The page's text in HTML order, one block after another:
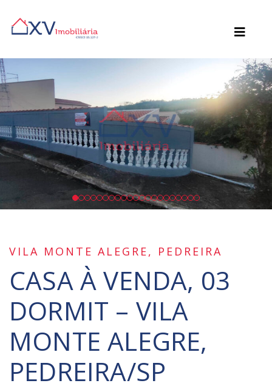
VILA MONTE ALEGRE, PEDREIRA
CASA À VENDA, 03
DORMIT – VILA
MONTE ALEGRE,
PEDREIRA/SP